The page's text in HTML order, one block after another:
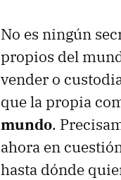
No es ningún
propios del
vender o
que la propia
mundo.
ahora en
hasta dónde